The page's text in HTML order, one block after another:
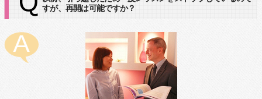
すが、再開は可能ですか？